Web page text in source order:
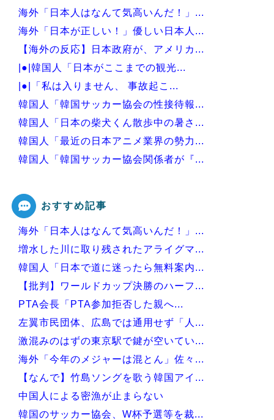
海外「日本人はなんて気高いんだ！」...
海外「日本が正しい！」優しい日本人...
【海外の反応】日本政府が、アメリカ...
|●|韓国人「日本がここまでの観光...
|●|「私は入りません、 事故起こ...
韓国人「韓国サッカー協会の性接待報...
韓国人「日本の柴犬くん散歩中の暑さ...
韓国人「最近の日本アニメ業界の勢力...
韓国人「韓国サッカー協会関係者が『...
Powered by livedoor 相互RSS
おすすめ記事
海外「日本人はなんて気高いんだ！」...
増水した川に取り残されたアライグマ...
韓国人「日本で道に迷ったら無料案内...
【批判】ワールドカップ決勝のハーフ...
PTA会長「PTA参加拒否した親へ...
左翼市民団体、広島では通用せず「人...
激混みのはずの東京駅で鍵が空いてい...
海外「今年のメジャーは混とん」佐々...
【なんで】竹島ソングを歌う韓国アイ...
中国人による密漁が止まらない
韓国のサッカー協会、W杯予選等を裁...